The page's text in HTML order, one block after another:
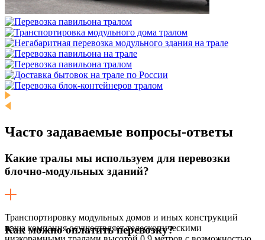
Часто задаваемые вопросы-ответы
Какие тралы мы используем для перевозки
блочно-модульных зданий?
Транспортировку модульных домов и иных конструкций
наша компания осуществляет телескопическими
Как можно оплатить перевозку?